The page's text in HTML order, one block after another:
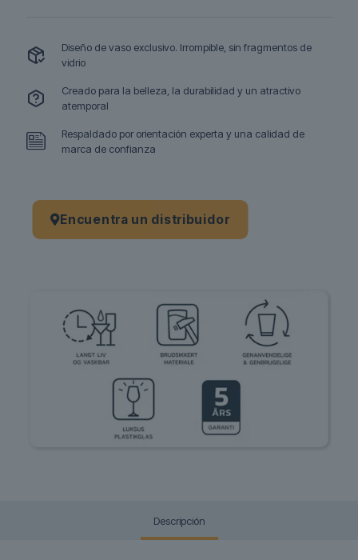
Diseño de vaso exclusivo. Irrompible, sin fragmentos de
vidrio
Creado para la belleza, la durabilidad y un atractivo
atemporal
Respaldado por orientación experta y una calidad de
marca de confianza
Encuentra un distribuidor
Descripción